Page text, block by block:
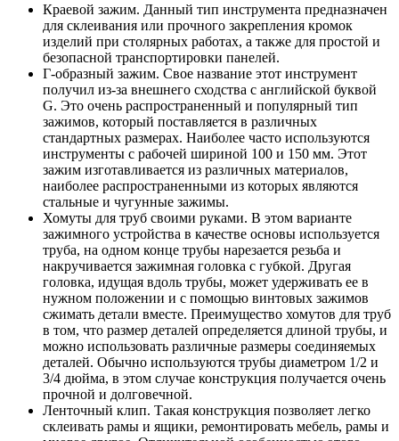
Краевой зажим. Данный тип инструмента предназначен
для склеивания или прочного закрепления кромок
изделий при столярных работах, а также для простой и
безопасной транспортировки панелей.
Г-образный зажим. Свое название этот инструмент
получил из-за внешнего сходства с английской буквой
G. Это очень распространенный и популярный тип
зажимов, который поставляется в различных
стандартных размерах. Наиболее часто используются
инструменты с рабочей шириной 100 и 150 мм. Этот
зажим изготавливается из различных материалов,
наиболее распространенными из которых являются
стальные и чугунные зажимы.
Хомуты для труб своими руками. В этом варианте
зажимного устройства в качестве основы используется
труба, на одном конце трубы нарезается резьба и
накручивается зажимная головка с губкой. Другая
головка, идущая вдоль трубы, может удерживать ее в
нужном положении и с помощью винтовых зажимов
сжимать детали вместе. Преимущество хомутов для труб
в том, что размер деталей определяется длиной трубы, и
можно использовать различные размеры соединяемых
деталей. Обычно используются трубы диаметром 1/2 и
3/4 дюйма, в этом случае конструкция получается очень
прочной и долговечной.
Ленточный клип. Такая конструкция позволяет легко
склеивать рамы и ящики, ремонтировать мебель, рамы и